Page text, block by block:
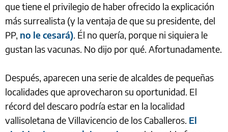
que tiene el privilegio de haber ofrecido la explicación
más surrealista (y la ventaja de que su presidente, del
PP, no le cesará). Él no quería, porque ni siquiera le
gustan las vacunas. No dijo por qué. Afortunadamente.
Después, aparecen una serie de alcaldes de pequeñas
localidades que aprovecharon su oportunidad. El
récord del descaro podría estar en la localidad
vallisoletana de Villavicencio de los Caballeros. El